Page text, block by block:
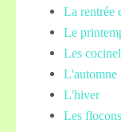
La rentrée
Le
Les
L'automne
L'hiver
Les